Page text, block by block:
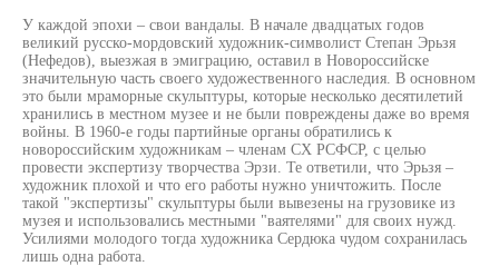
У каждой эпохи – свои вандалы. В начале двадцатых годов
великий русско-мордовский художник-символист Степан Эрьзя
(Нефедов), выезжая в эмиграцию, оставил в Новороссийске
значительную часть своего художественного наследия. В основном
это были мраморные скульптуры, которые несколько десятилетий
хранились в местном музее и не были повреждены даже во время
войны. В 1960-е годы партийные органы обратились к
новороссийским художникам – членам СХ РСФСР, с целью
провести экспертизу творчества Эрзи. Те ответили, что Эрьзя –
художник плохой и что его работы нужно уничтожить. После
такой "экспертизы" скульптуры были вывезены на грузовике из
музея и использовались местными "ваятелями" для своих нужд.
Усилиями молодого тогда художника Сердюка чудом сохранилась
лишь одна работа.